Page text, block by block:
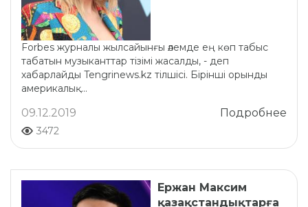
Forbes журналы жылсайынғы әлемде ең көп табыс
табатын музыканттар тізімі жасалды, - деп
хабарлайды Tengrinews.kz тілшісі. Бірінші орынды
америкалық...
Подробнее
09.12.2019
3472
Ержан Максим
қазақстандықтарға